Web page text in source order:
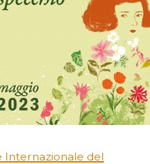
Internazionale del